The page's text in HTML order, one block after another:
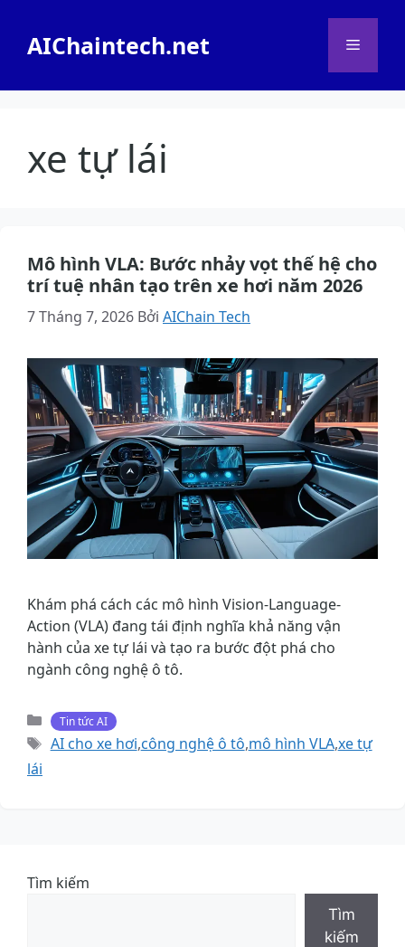
AIChaintech.net Menu
xe tự lái
Mô hình VLA: Bước nhảy vọt thế hệ cho
trí tuệ nhân tạo trên xe hơi năm 2026
7 Tháng 7, 2026 Bởi AIChain Tech
Khám phá cách các mô hình Vision-Language-
Action (VLA) đang tái định nghĩa khả năng vận
hành của xe tự lái và tạo ra bước đột phá cho
ngành công nghệ ô tô.
Danh
mục
Tin tức AI
Thẻ
AI cho xe hơi,công nghệ ô tô,mô hình VLA,xe tự
lái
Tìm kiếm
Tìm
kiếm